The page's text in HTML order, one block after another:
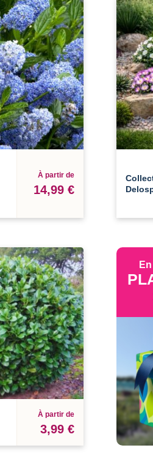
À partir de
14,99 €
À partir de
3,99 €